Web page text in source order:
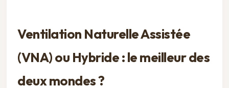
Ventilation Naturelle Assistée
(VNA) ou Hybride : le meilleur des
deux mondes ?